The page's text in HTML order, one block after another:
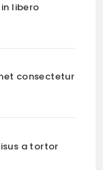
libero
consectetur
a tortor